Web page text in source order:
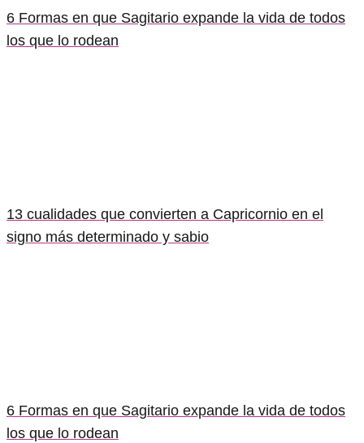
6 Formas en que Sagitario expande la vida de todos
los que lo rodean
13 cualidades que convierten a Capricornio en el
signo más determinado y sabio
6 Formas en que Sagitario expande la vida de todos
los que lo rodean